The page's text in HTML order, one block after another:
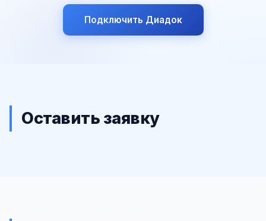
Подключить Диадок
Оставить заявку